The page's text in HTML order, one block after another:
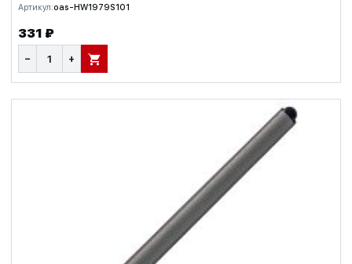
Артикул:oas-HW1979S101
331 ₽
− + В КОРЗИНУ